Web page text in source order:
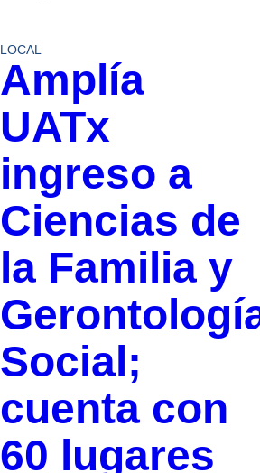
LOCAL
Amplía
UATx
ingreso a
Ciencias de
la Familia y
Social;
cuenta con
60 lugares